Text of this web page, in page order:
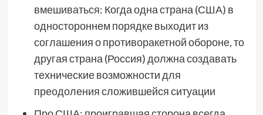
вмешиваться: Когда одна страна (США) в
одностороннем порядке выходит из
соглашения о противоракетной обороне, то
другая страна (Россия) должна создавать
технические возможности для
преодоления сложившейся ситуации